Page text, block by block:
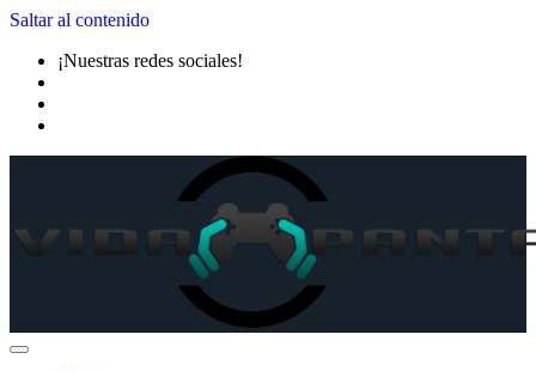
Saltar al contenido
¡Nuestras redes sociales!